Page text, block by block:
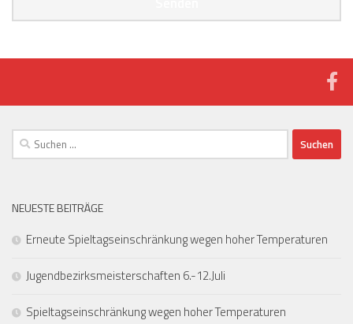
Suchen
nach:
NEUESTE BEITRÄGE
Erneute Spieltagseinschränkung wegen hoher Temperaturen
Jugendbezirksmeisterschaften 6.-12.Juli
Spieltagseinschränkung wegen hoher Temperaturen